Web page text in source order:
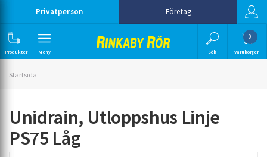
Privatperson Företag
Produkter Meny Sök
0
Varukorgen
Startsida
Unidrain, Utloppshus Linje
PS75 Låg